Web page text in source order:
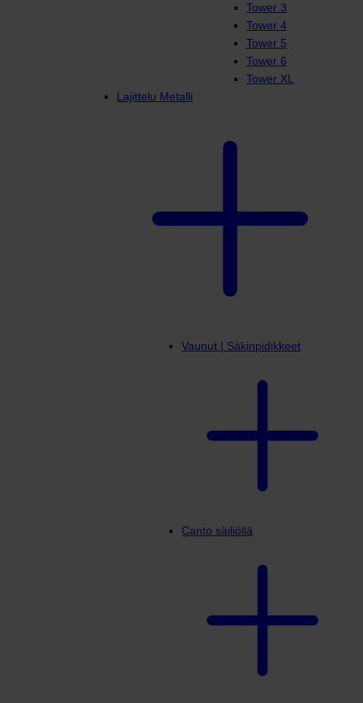
Tower 3
Tower 4
Tower 5
Tower 6
Tower XL
Lajittelu Metalli
Vaunut | Säkinpidikkeet
Canto säiliöllä